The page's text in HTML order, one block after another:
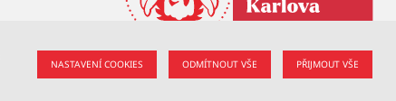
NASTAVENÍ COOKIES ODMÍTNOUT VŠE PŘIJMOUT VŠE